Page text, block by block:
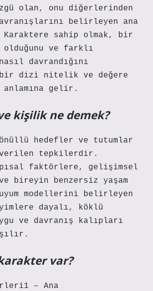
olan, onu diğerlerinden
belirleyen ana
sahip olmak, bir
ve farklı
davrandığını
bir dizi nitelik ve değere
anlamına gelir.
kişilik ne demek?
hedefler ve tutumlar
verilen tepkilerdir.
faktörlere, gelişimsel
bireyin benzersiz yaşam
modellerini belirleyen
dayalı, köklü
ve davranış kalıpları
var?
– Ana